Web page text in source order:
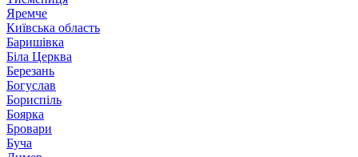
Яремче
Київська область
Баришівка
Біла Церква
Березань
Богуслав
Бориспіль
Боярка
Бровари
Буча